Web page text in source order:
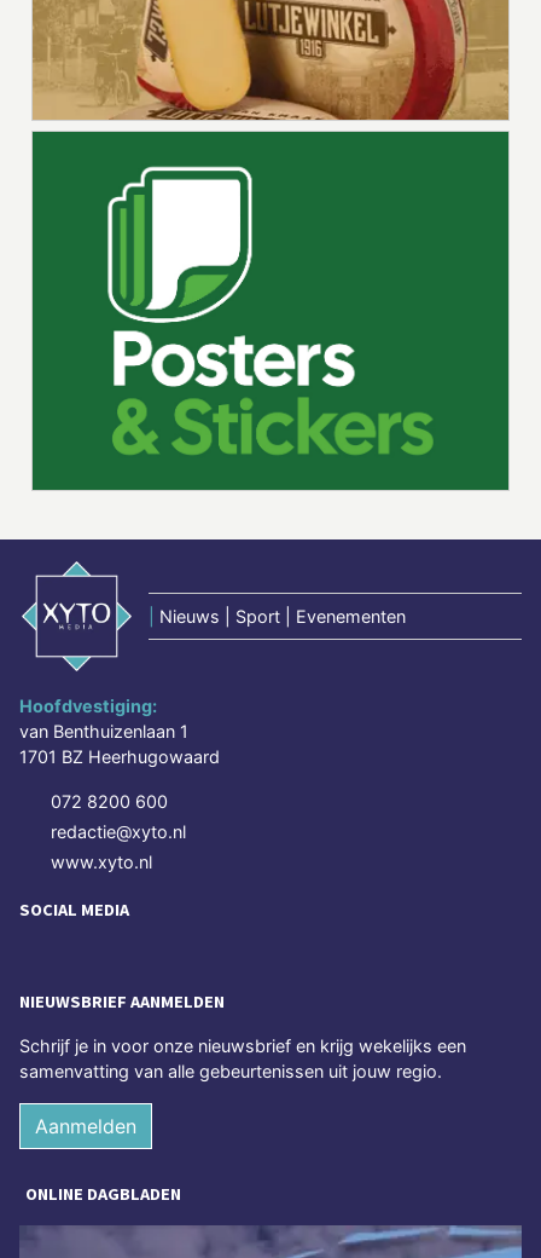
Nieuws | Sport | Evenementen
Hoofdvestiging:
van Benthuizenlaan 1
1701 BZ Heerhugowaard
072 8200 600
redactie@xyto.nl
www.xyto.nl
SOCIAL MEDIA
NIEUWSBRIEF AANMELDEN
Schrijf je in voor onze nieuwsbrief en krijg wekelijks een
samenvatting van alle gebeurtenissen uit jouw regio.
Aanmelden
ONLINE DAGBLADEN